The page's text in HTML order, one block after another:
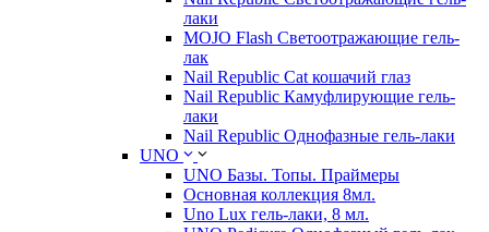
лаки
MOJO Flash Светоотражающие гель-
лак
Nail Republic Cat кошачий глаз
Nail Republic Камуфлирующие гель-
лаки
Nail Republic Однофазные гель-лаки
UNO
UNO Базы. Топы. Праймеры
Основная коллекция 8мл.
Uno Lux гель-лаки, 8 мл.